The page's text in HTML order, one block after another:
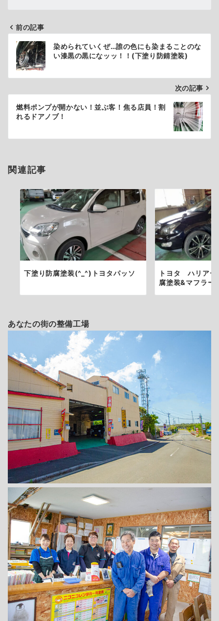
投
稿
ナ
ビ
ゲ
シ
ン
前の記事
染められていくぜ…誰の色にも染まることのな
い漆黒の黒になッッ！！(下塗り防錆塗装)
次の記事
燃料ポンプが開かない！並ぶ客！焦る店員！割
れるドアノブ！
関連記事
下塗り防腐塗装(^_^)トヨタパッソ
トヨタ ハリア
腐塗装&マフラー
あなたの街の整備工場